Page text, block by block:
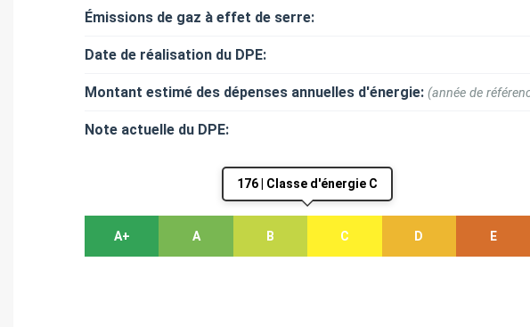
Émissions de gaz à effet de serre:
Date de réalisation du DPE:
Montant estimé des dépenses annuelles d'énergie: (année de
Note actuelle du DPE:
A+ A B
176 | Classe d'énergie C
C D E